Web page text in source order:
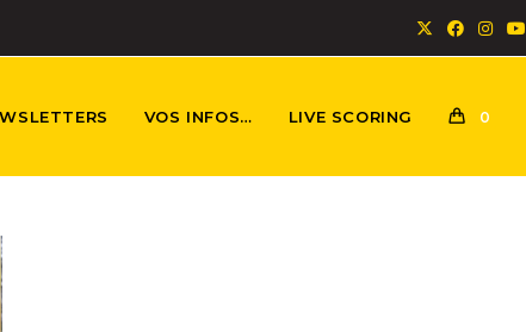
VOS INFOS… LIVE SCORING 0